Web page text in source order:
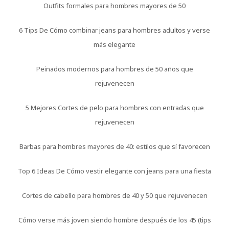
Outfits formales para hombres mayores de 50
6 Tips De Cómo combinar jeans para hombres adultos y verse
más elegante
Peinados modernos para hombres de 50 años que
rejuvenecen
5 Mejores Cortes de pelo para hombres con entradas que
rejuvenecen
Barbas para hombres mayores de 40: estilos que sí favorecen
Top 6 Ideas De Cómo vestir elegante con jeans para una fiesta
Cortes de cabello para hombres de 40 y 50 que rejuvenecen
Cómo verse más joven siendo hombre después de los 45 (tips